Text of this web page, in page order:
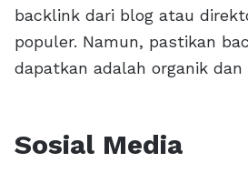
backlink dari blog atau
populer. Namun, pastikan
dapatkan adalah organik dan
Sosial Media